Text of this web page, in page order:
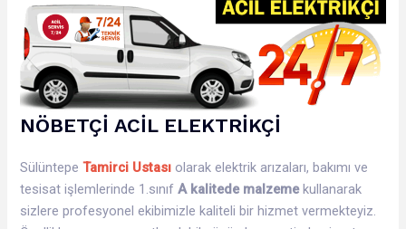
NÖBETÇİ ACİL ELEKTRİKÇİ
SülüntepeTamirci Ustası olarak elektrik arızaları, bakımı ve
tesisat işlemlerinde 1.sınıfA kalitede malzemekullanarak
sizlere profesyonel ekibimizle kaliteli bir hizmet vermekteyiz.